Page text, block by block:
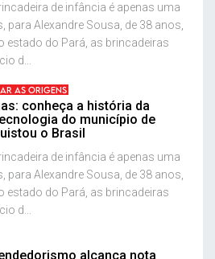
de infância é apenas uma
para Alexandre Sousa, de 38 anos,
estado do Pará, as brincadeiras
d...
AS ORIGENS
conheça a história da
do município de
o Brasil
de infância é apenas uma
para Alexandre Sousa, de 38 anos,
estado do Pará, as brincadeiras
d...
alcança nota